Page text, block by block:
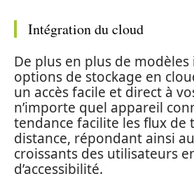
Intégration du cloud
De plus en plus de
options de stockage en
un accès facile et direct à
n’importe quel appareil
tendance facilite les flux de
distance, répondant ainsi
croissants des utilisateurs
d’accessibilité.